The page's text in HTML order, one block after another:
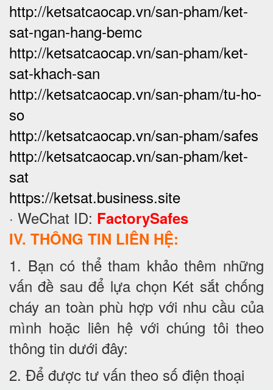
http://ketsatcaocap.vn/san-pham/ket-
sat-ngan-hang-bemc
http://ketsatcaocap.vn/san-pham/ket-
sat-khach-san
http://ketsatcaocap.vn/san-pham/tu-ho-
so
http://ketsatcaocap.vn/san-pham/safes
http://ketsatcaocap.vn/san-pham/ket-
sat
https://ketsat.business.site
· WeChat ID: FactorySafes
IV. THÔNG TIN LIÊN HỆ:
1. Bạn có thể tham khảo thêm những
vấn đề sau để lựa chọn Két sắt chống
cháy an toàn phù hợp với nhu cầu của
mình hoặc liên hệ với chúng tôi theo
thông tin dưới đây:
2. Để được tư vấn theo số điện thoại